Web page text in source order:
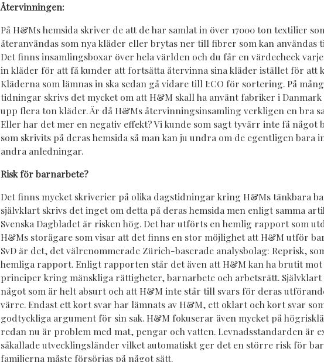
Återvinningen:
På H&Ms hemsida skriver de att de har samlat in över 17000 ton textilier
återanvändas som nya kläder eller brytas ner till fibrer som kan användas
Det finns insamlingsboxar över hela världen och du får en värdecheck
in kläder för att få kunder att fortsätta återvinna sina kläder istället för att
Kläderna som lämnas in ska sedan gå vidare till I:CO för sortering. På
tidningar skrivs det mycket om att H&M skall ha använt fabriker i
upp flera ton kläder. Är då H&Ms återvinningsinsamling verkligen en bra
Eller har det mer en negativ effekt? Vi kunde som sagt tyvärr inte få något
som skrivits på deras hemsida så man kan ju undra om de egentligen bara
andra anledningar.
Risk för barnarbete?
Det finns mycket skriverier på olika dagstidningar kring H&Ms tänkbara
självklart skrivs det inget om detta på deras hemsida men enligt samma
Svenska Dagbladet är risken hög. Det har utförts en hemlig rapport som
H&Ms storägare som visar att det finns en stor möjlighet att H&M utför
SvD är det, det välrenommerade Zürich-baserade analysbolag: Reprisk,
hemliga rapport. Enligt rapporten står det även att H&M kan ha brutit
principer kring mänskliga rättigheter, barnarbete och arbetsrätt. Självklart
något som är helt absurt och att H&M inte står till svars för deras
värre. Endast ett kort svar har lämnats av H&M, ett oklart och kort svar
godtyckliga argument för sin sak. H&M fokuserar även mycket på
redan nu är problem med mat, pengar och vatten. Levnadsstandarden är
såkallade utvecklingsländer vilket automatiskt ger det en större risk för
familjerna måste försörjas på något sätt.